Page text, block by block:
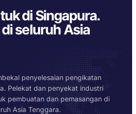
di Singapura.
di seluruh Asia
penyelesaian pengikatan
Pelekat dan penyekat industri
pembuatan dan pemasangan di
Asia Tenggara.